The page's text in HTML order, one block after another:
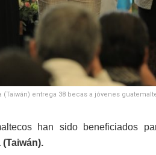
(Taiwán) entrega 38 becas a jóvenes
han sido beneficiados